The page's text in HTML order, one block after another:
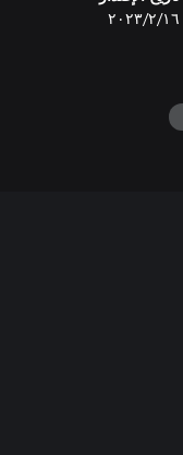
١٦‏/٢‏/٢٠٢٣